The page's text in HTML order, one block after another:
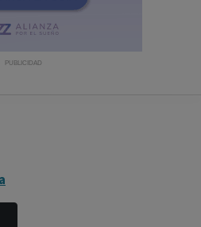
La información técnica de los
meramente informativo,
PUBLICIDAD